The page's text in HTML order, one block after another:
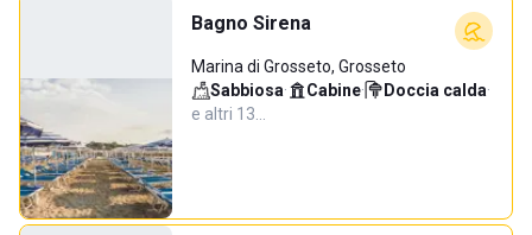
Bagno Sirena
Marina di Grosseto, Grosseto
Sabbiosa· Cabine· Doccia calda·
e altri 13…